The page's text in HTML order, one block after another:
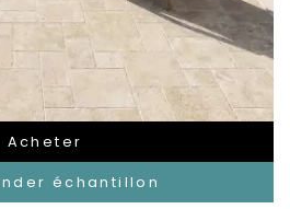
Acheter
échantillon